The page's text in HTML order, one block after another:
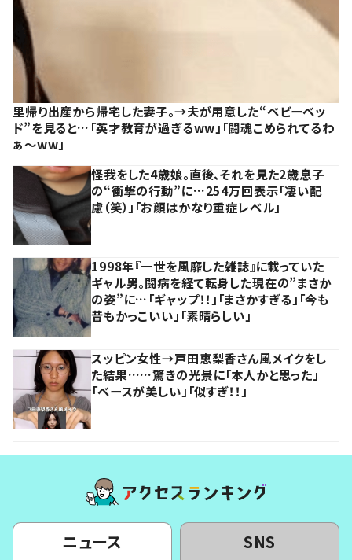
里帰り出産から帰宅した妻子。→夫が用意した“ベビーベッ
ド”を見ると…「英才教育が過ぎるww」「闘魂こめられてるわ
ぁ～ww」
怪我をした4歳娘。直後、それを見た2歳息子
の“衝撃の行動”に…254万回表示「凄い配
慮（笑）」「お顔はかなり重症レベル」
1998年『一世を風靡した雑誌』に載っていた
ギャル男。闘病を経て転身した現在の”まさか
の姿”に…「ギャップ！！」「まさかすぎる」「今も
昔もかっこいい」「素晴らしい」
スッピン女性→戸田恵梨香さん風メイクをし
た結果……驚きの光景に「本人かと思った」
「ベースが美しい」「似すぎ！！」
ニュース SNS